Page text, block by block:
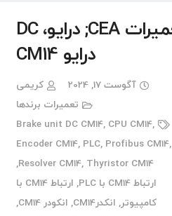
تعمیرات CEA; درایو، DC
درایو CM14
آگوست 17, 2024
کریمی
تعمیرات برندها
Brake unit DC CM14, CPU CM14,
Encoder CM14, PLC, Profibus CM14,
Resolver CM14, Thyristor CM14
,
ارتباط CM14 با PLC
,
ارتباط CM14 با
کامپیوتر, انکدرCM14 , انکودر CM14
,